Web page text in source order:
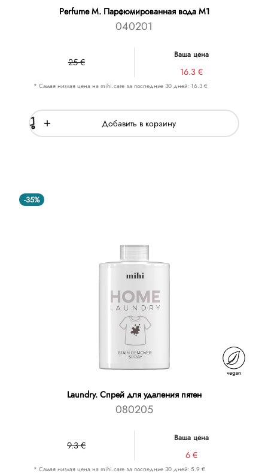
Perfume M. Парфюмированная вода M1
040201
25 €
Ваша цена
16.3 €
* Самая низкая цена на mihi.care за последние 30 дней: 16.3 €
Добавить в корзину
-35%
Laundry. Спрей для удаления пятен
080205
9.3 €
Ваша цена
6 €
* Самая низкая цена на mihi.care за последние 30 дней: 5.9 €